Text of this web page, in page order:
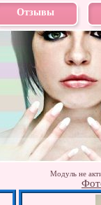
Отзывы
Модуль не